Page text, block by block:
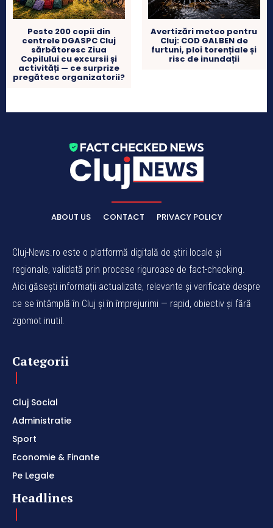
Peste 200 copii din
centrele DGASPC Cluj
sărbătoresc Ziua
Copilului cu excursii și
activități — ce surprize
pregătesc organizatorii?
Avertizări meteo pentru
Cluj: COD GALBEN de
furtuni, ploi torențiale și
risc de inundații
ABOUT US CONTACT PRIVACY POLICY
Cluj-News.ro este o platformă digitală de știri locale și
regionale, validată prin procese riguroase de fact-checking.
Aici găsești informații actualizate, relevante și verificate despre
ce se întâmplă în Cluj și în împrejurimi — rapid, obiectiv și fără
zgomot inutil.
Categorii
Cluj Social
Administratie
Sport
Economie & Finante
Pe Legale
Headlines